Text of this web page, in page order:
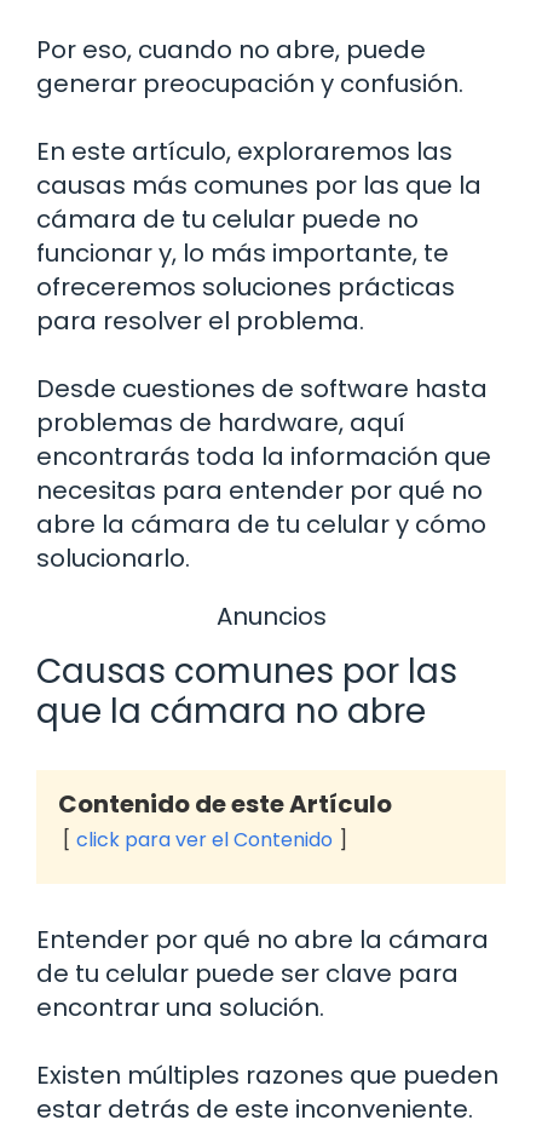
Por eso, cuando no abre, puede
generar preocupación y confusión.
En este artículo, exploraremos las
causas más comunes por las que la
cámara de tu celular puede no
funcionar y, lo más importante, te
ofreceremos soluciones prácticas
para resolver el problema.
Desde cuestiones de software hasta
problemas de hardware, aquí
encontrarás toda la información que
necesitas para entender por qué no
abre la cámara de tu celular y cómo
solucionarlo.
Anuncios
Causas comunes por las
que la cámara no abre
Contenido de este Artículo
click para ver el Contenido
Entender por qué no abre la cámara
de tu celular puede ser clave para
encontrar una solución.
Existen múltiples razones que pueden
estar detrás de este inconveniente.